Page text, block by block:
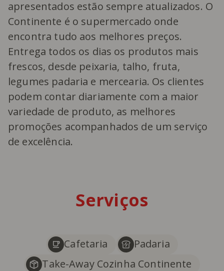
apresentados estão sempre atualizados. O
Continente é o supermercado onde
encontra tudo aos melhores preços.
Entrega todos os dias os produtos mais
frescos, desde peixaria, talho, fruta,
legumes padaria e mercearia. Os clientes
podem contar diariamente com a maior
variedade de produto, as melhores
promoções acompanhados de um serviço
de excelência.
Serviços
Cafetaria
Padaria
Take-Away Cozinha Continente